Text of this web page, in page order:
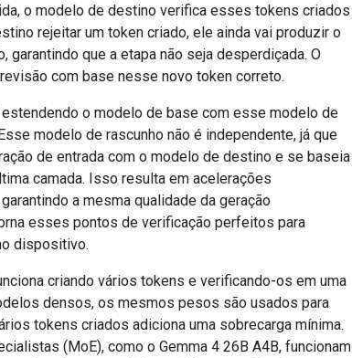
o modelo de destino verifica esses tokens criados
rejeitar um token criado, ele ainda vai produzir o
garantindo que a etapa não seja desperdiçada. O
com base nesse novo token correto.
o modelo de base com esse modelo de
modelo de rascunho não é independente, já que
de entrada com o modelo de destino e se baseia
camada. Isso resulta em acelerações
a mesma qualidade da geração
esses pontos de verificação perfeitos para
dispositivo.
criando vários tokens e verificando-os em uma
densos, os mesmos pesos são usados para
tokens criados adiciona uma sobrecarga mínima.
(MoE), como o Gemma 4 26B A4B, funcionam